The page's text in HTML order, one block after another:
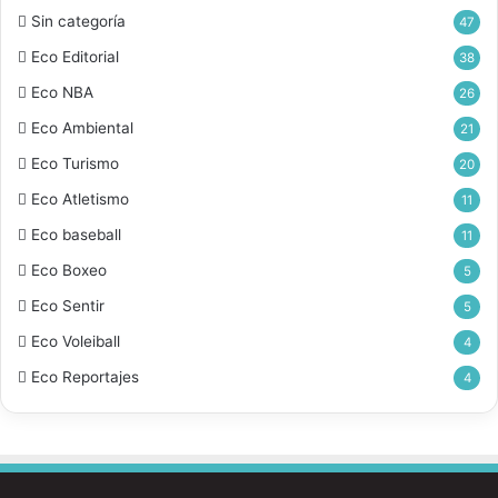
Sin categoría 47
Eco Editorial 38
Eco NBA 26
Eco Ambiental 21
Eco Turismo 20
Eco Atletismo 11
Eco baseball 11
Eco Boxeo 5
Eco Sentir 5
Eco Voleiball 4
Eco Reportajes 4